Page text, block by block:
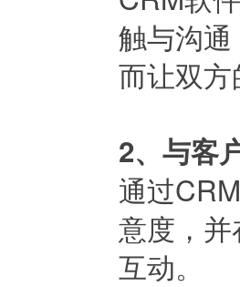
触与沟
而让双
2、与客
通过
意度，
互动。